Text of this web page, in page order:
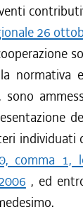
26
normativa
individuati
comma 1,
, ed